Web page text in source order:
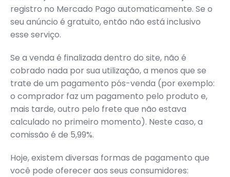
registro no Mercado Pago automaticamente. Se o
seu anúncio é gratuito, então não está inclusivo
esse serviço.
Se a venda é finalizada dentro do site, não é
cobrado nada por sua utilização, a menos que se
trate de um pagamento pós-venda (por exemplo:
o comprador faz um pagamento pelo produto e,
mais tarde, outro pelo frete que não estava
calculado no primeiro momento). Neste caso, a
comissão é de 5,99%.
Hoje, existem diversas formas de pagamento que
você pode oferecer aos seus consumidores: